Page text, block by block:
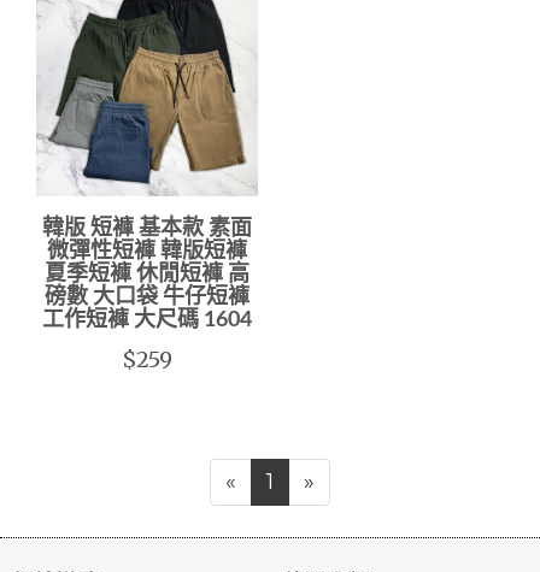
韓版 短褲 基本款 素面
微彈性短褲 韓版短褲
夏季短褲 休閒短褲 高
磅數 大口袋 牛仔短褲
工作短褲 大尺碼 1604
$259
« 1 »